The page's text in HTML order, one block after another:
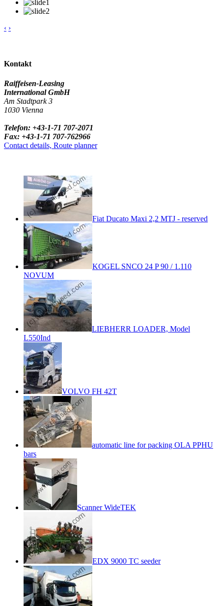
‹ ›
Kontakt
Raiffeisen-Leasing
International GmbH
Am Stadtpark 3
1030 Vienna
Telefon: +43-1-71 707-2071
Fax: +43-1-71 707-762966
Contact details, Route planner
Fiat Ducato Maxi 2,2 MTJ - reserved
KOGEL SNCO 24 P 90 / 1.110
NOVUM
LIEBHERR LOADER, Model
L550Ind
VOLVO FH 42T
automatic line for packing OLA PPHU
bars
Scanner WideTEK
EDX 9000 TC seeder